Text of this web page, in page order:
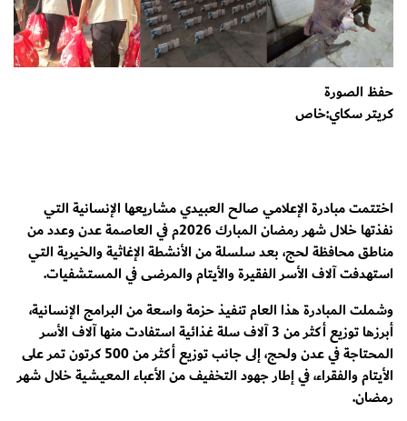
حفظ الصورة
كريتر سكاي:خاص
اختتمت مبادرة الإعلامي صالح العبيدي مشاريعها الإنسانية التي
نفذتها خلال شهر رمضان المبارك 2026م في العاصمة عدن وعدد من
مناطق محافظة لحج، بعد سلسلة من الأنشطة الإغاثية والخيرية التي
استهدفت آلاف الأسر الفقيرة والأيتام والمرضى في المستشفيات.
وشملت المبادرة هذا العام تنفيذ حزمة واسعة من البرامج الإنسانية،
أبرزها توزيع أكثر من 3 آلاف سلة غذائية استفادت منها آلاف الأسر
المحتاجة في عدن ولحج، إلى جانب توزيع أكثر من 500 كرتون تمر على
الأيتام والفقراء، في إطار جهود التخفيف من الأعباء المعيشية خلال شهر
رمضان.